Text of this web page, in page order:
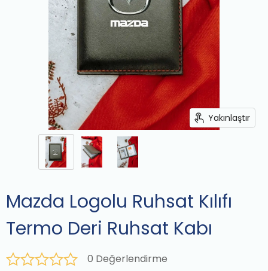
Yakınlaştır
Mazda Logolu Ruhsat Kılıfı
Termo Deri Ruhsat Kabı
0 Değerlendirme